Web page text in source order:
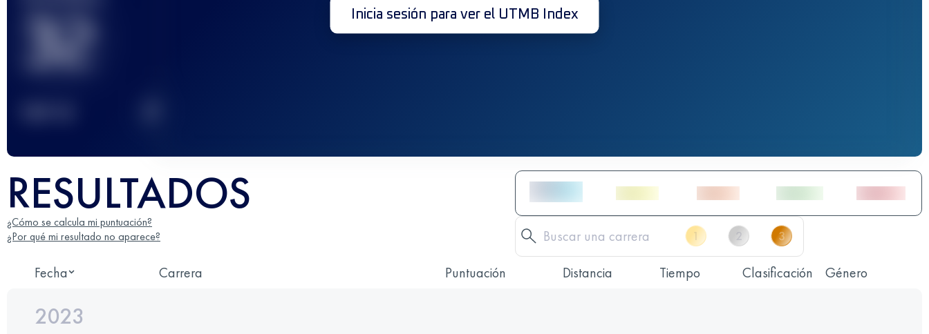
32 Inicia sesión para ver el UTMB Index
RESULTADOS
¿Cómo se calcula mi puntuación?
¿Por qué mi resultado no aparece?
Fecha Carrera Puntuación Distancia Tiempo Clasificación Género
2023